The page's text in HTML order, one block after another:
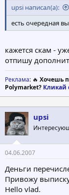
upsi написал(а):
есть очередная
кажется скам -
отпишу
Реклама: 🔥 Хочешь
Polymarket? Кликай
upsi
04.06.2007
Деньги
Привожу
Hello vlad.